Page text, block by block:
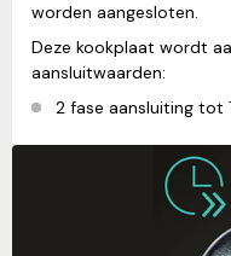
worden aangesloten.
Deze kookplaat wordt
aansluitwaarden:
2 fase aansluiting